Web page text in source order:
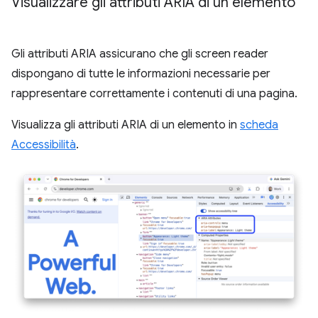
Gli attributi ARIA assicurano che gli screen reader
dispongano di tutte le informazioni necessarie per
rappresentare correttamente i contenuti di una pagina.
Visualizza gli attributi ARIA di un elemento in scheda
Accessibilità.